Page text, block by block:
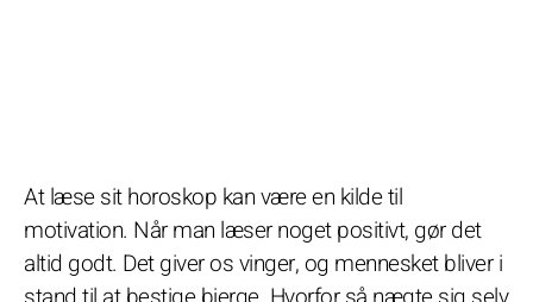
At læse sit horoskop kan være en kilde til
motivation. Når man læser noget positivt, gør det
altid godt. Det giver os vinger, og mennesket bliver i